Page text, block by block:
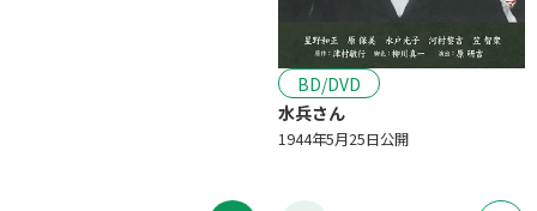
BD/DVD
水兵さん
1944年5月25日公開